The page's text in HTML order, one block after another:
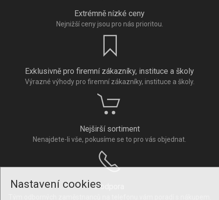
Nastavení cookies
Extrémně nízké ceny
Nejnižší ceny jsou pro nás prioritou.
Exklusivně pro firemní zákazníky, instituce a školy
Výrazné výhody pro firemní zákazníky, instituce a školy.
Nejširší sortiment
Nenajdete-li vše, pokusíme se to pro vás objednat.
Podpora